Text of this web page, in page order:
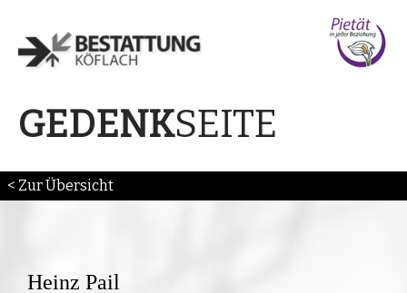
GEDENKSEITE
< Zur Übersicht
Heinz Pail